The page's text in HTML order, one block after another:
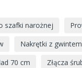
szafki narożnej
Nakrętki z
70 cm Złącza